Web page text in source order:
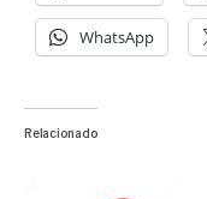
WhatsApp
Relacionado